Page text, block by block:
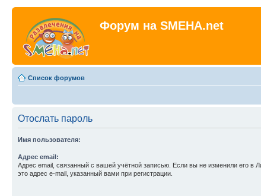
Форум на SMEHA.net
Список форумов
Отослать пароль
Имя пользователя:
Адрес email:
Адрес email, связанный с вашей учётной записью. Если вы не изменили его в
это адрес e-mail, указанный вами при регистрации.